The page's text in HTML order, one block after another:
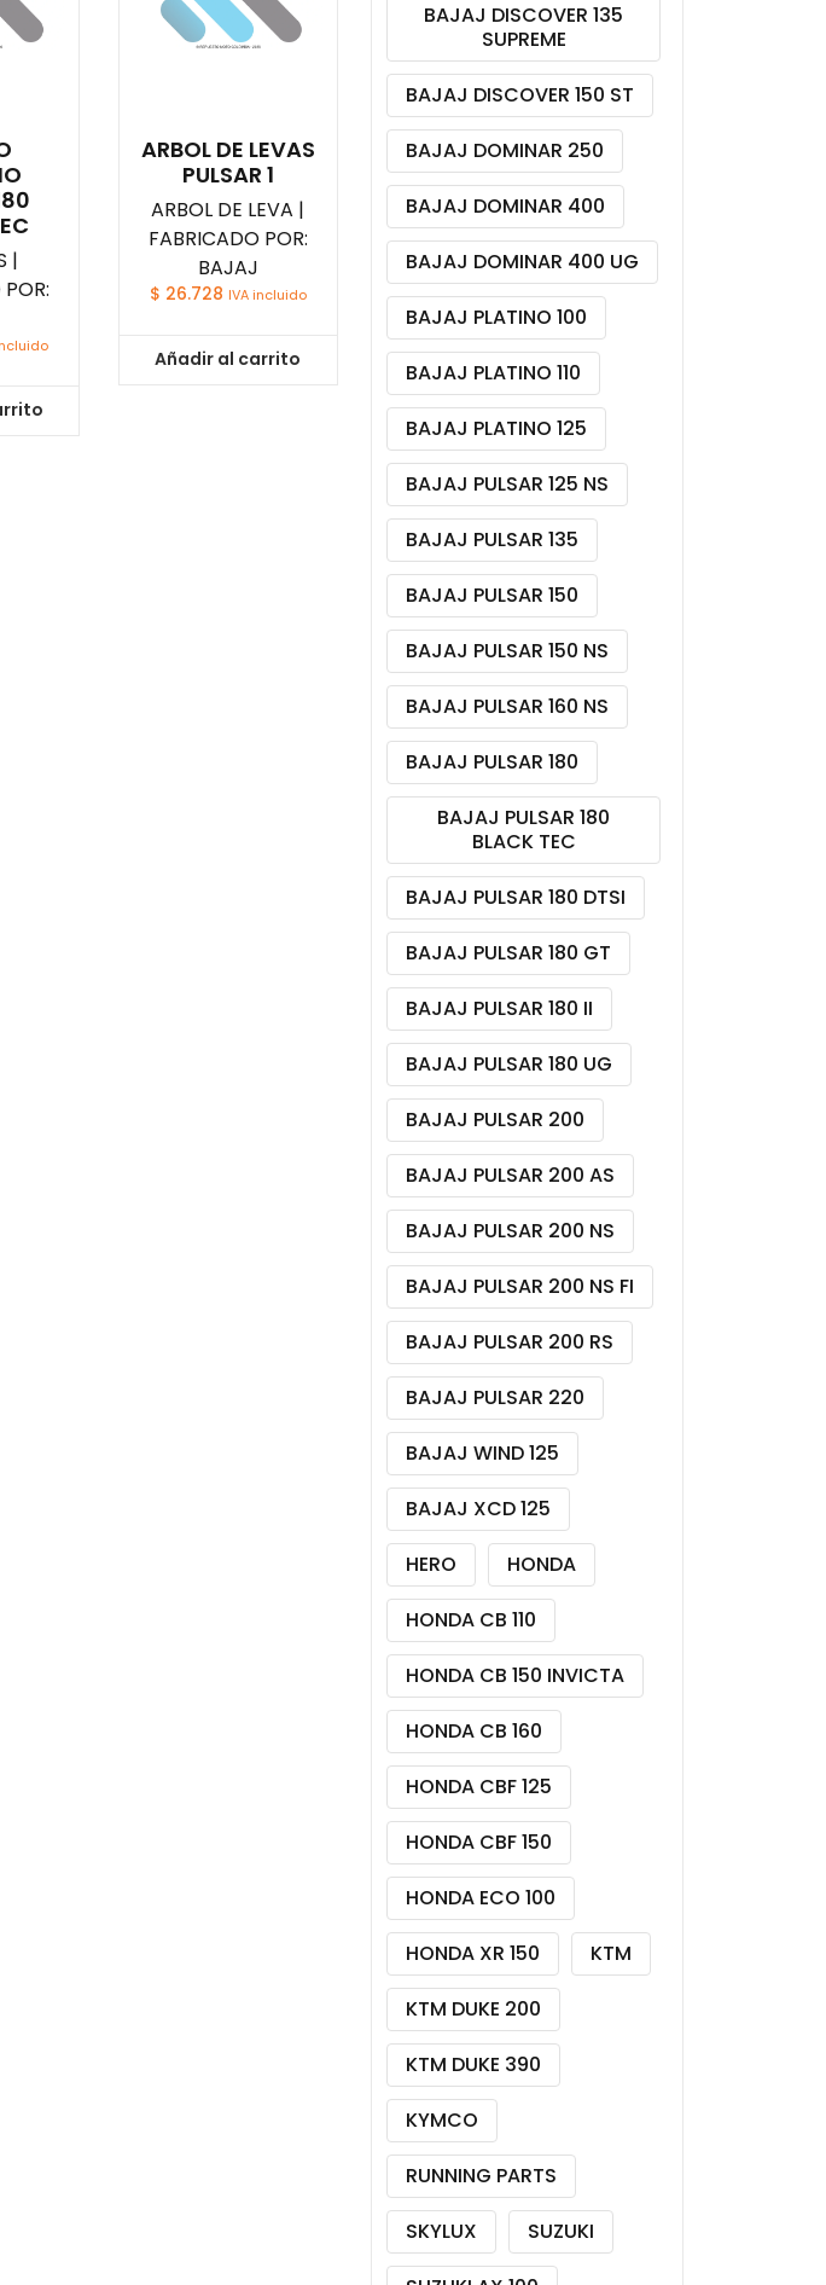
|
ARBOL DE LEVAS
PULSAR 1
ARBOL DE LEVA |
FABRICADO POR:
BAJAJ
$ 26.728 IVA incluido
Añadir al carrito
BAJAJ DISCOVER 135
SUPREME
BAJAJ DISCOVER 150 ST
BAJAJ DOMINAR 250
BAJAJ DOMINAR 400
BAJAJ DOMINAR 400 UG
BAJAJ PLATINO 100
BAJAJ PLATINO 110
BAJAJ PLATINO 125
BAJAJ PULSAR 125 NS
BAJAJ PULSAR 135
BAJAJ PULSAR 150
BAJAJ PULSAR 150 NS
BAJAJ PULSAR 160 NS
BAJAJ PULSAR 180
BAJAJ PULSAR 180
BLACK TEC
BAJAJ PULSAR 180 DTSI
BAJAJ PULSAR 180 GT
BAJAJ PULSAR 180 II
BAJAJ PULSAR 180 UG
BAJAJ PULSAR 200
BAJAJ PULSAR 200 AS
BAJAJ PULSAR 200 NS
BAJAJ PULSAR 200 NS FI
BAJAJ PULSAR 200 RS
BAJAJ PULSAR 220
BAJAJ WIND 125
BAJAJ XCD 125
HERO
HONDA
HONDA CB 110
HONDA CB 150 INVICTA
HONDA CB 160
HONDA CBF 125
HONDA CBF 150
HONDA ECO 100
HONDA XR 150
KTM
KTM DUKE 200
KTM DUKE 390
KYMCO
RUNNING PARTS
SKYLUX
SUZUKI